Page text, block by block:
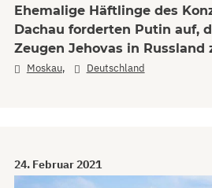
Ehemalige Häftlinge des
Dachau forderten Putin auf,
Zeugen Jehovas in Russland
Moskau, Deutschland
24. Februar 2021